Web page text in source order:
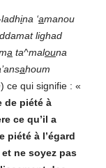
ina ‘amanou
lighad
a ta^malouna
ahoum
) ce qui signifie : «
de piété à
ce qu’il a
piété à l’égard
et ne soyez pas